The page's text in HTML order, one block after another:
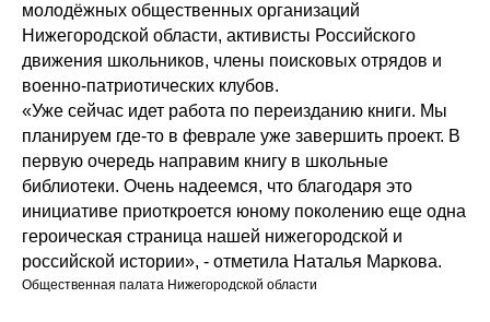
молодёжных общественных организаций
Нижегородской области, активисты Российского
движения школьников, члены поисковых отрядов и
военно-патриотических клубов.
«Уже сейчас идет работа по переизданию книги. Мы
планируем где-то в феврале уже завершить проект. В
первую очередь направим книгу в школьные
библиотеки. Очень надеемся, что благодаря это
инициативе приоткроется юному поколению еще одна
героическая страница нашей нижегородской и
российской истории», - отметила Наталья Маркова.
Общественная палата Нижегородской области